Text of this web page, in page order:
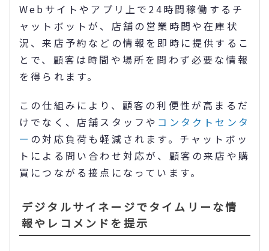
Webサイトやアプリ上で24時間稼働するチ
ャットボットが、店舗の営業時間や在庫状
況、来店予約などの情報を即時に提供するこ
とで、顧客は時間や場所を問わず必要な情報
を得られます。
この仕組みにより、顧客の利便性が高まるだ
けでなく、店舗スタッフや コンタクトセンタ
ー の対応負荷も軽減されます。チャットボッ
トによる問い合わせ対応が、顧客の来店や購
買につながる接点になっています。
デジタルサイネージでタイムリーな情
報やレコメンドを提示